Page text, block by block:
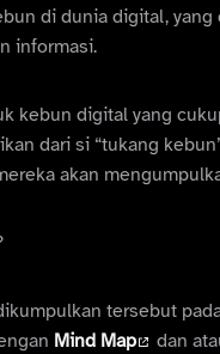
di dunia digital,
informasi.
kebun digital yang
dari si “tukang
akan
tersebut
Mind Map dan